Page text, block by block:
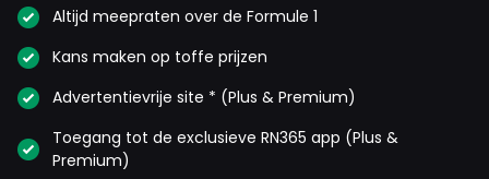
Altijd meepraten over de Formule 1
Kans maken op toffe prijzen
Advertentievrije site * (Plus & Premium)
Toegang tot de exclusieve RN365 app (Plus &
Premium)